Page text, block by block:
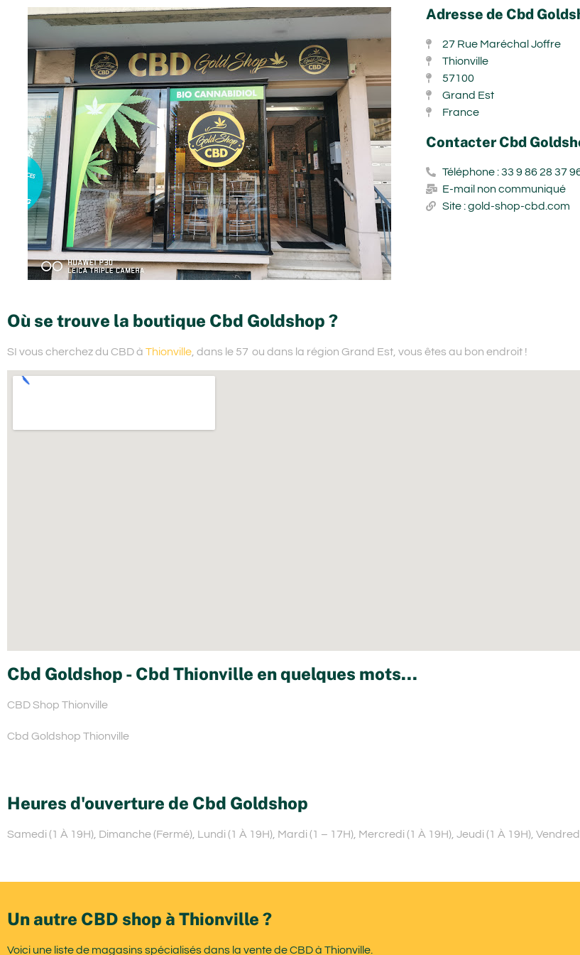
Adresse de Cbd
27 Rue Maréchal Joffre
Thionville
57100
Grand Est
France
Contacter Cbd
Téléphone : 33 9 86 28 37
E-mail non communiqué
Site : gold-shop-cbd.com
Où se trouve la boutique Cbd Goldshop ?
SI vous cherchez du CBD à Thionville , dans le 57 ou dans la région Grand Est, vous êtes au bon endroit !
Cbd Goldshop - Cbd Thionville en quelques mots...
CBD Shop Thionville
Cbd Goldshop Thionville
Heures d'ouverture de Cbd Goldshop
Samedi (1 À 19H), Dimanche (Fermé), Lundi (1 À 19H), Mardi (1 – 17H), Mercredi (1 À 19H), Jeudi (1 À 19H),
Un autre CBD shop à Thionville ?
Voici une liste de magasins spécialisés dans la vente de CBD à Thionville.